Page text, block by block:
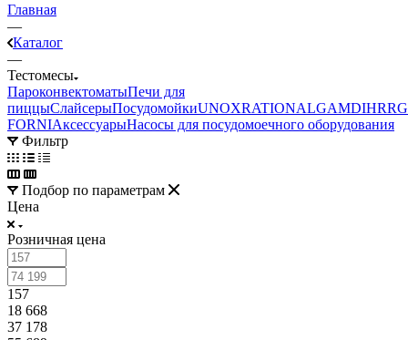
Главная
—
Каталог
—
Тестомесы
ПароконвектоматыПечи для
пиццыСлайсерыПосудомойкиUNOXRATIONALGAMDIHR
FORNIАксессуарыНасосы для посудомоечного оборудования
Фильтр
Подбор по параметрам
Цена
Розничная цена
157
18 668
37 178